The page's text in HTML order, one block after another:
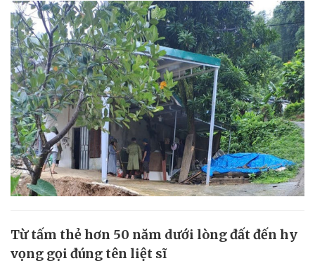
Từ tấm thẻ hơn 50 năm dưới lòng đất đến hy
vọng gọi đúng tên liệt sĩ